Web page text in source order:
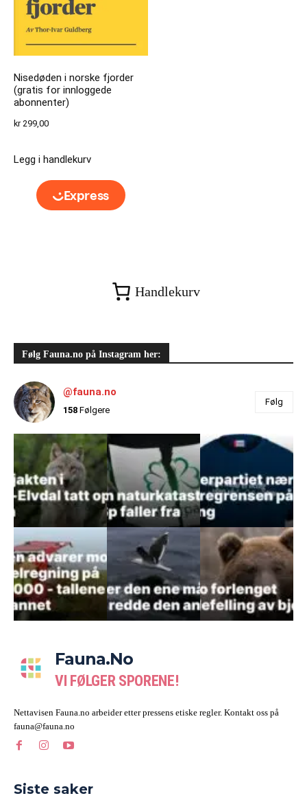
Nisedøden i norske fjorder
(gratis for innloggede
abonnenter)
kr299,00
Legg i handlekurv
Handlekurv
Følg Fauna.no på Instagram her:
@fauna.no
158 Følgere
Følg
Fauna.no
VI FØLGER SPORENE!
Nettavisen Fauna.no arbeider etter pressens etiske regler. Kontakt oss på
fauna@fauna.no
Siste saker